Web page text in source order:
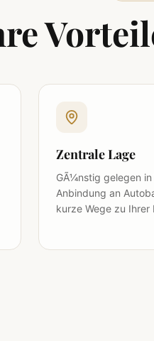
Zentrale Lage
GÃ¼nstig gelegen
Anbindung an
kurze Wege zu Ihrer